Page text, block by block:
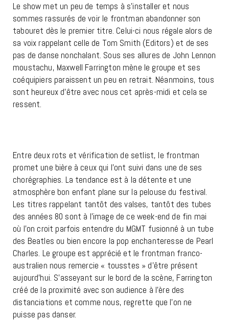
Le show met un peu de temps à s’installer et nous
sommes rassurés de voir le frontman abandonner son
tabouret dès le premier titre. Celui-ci nous régale alors de
sa voix rappelant celle de Tom Smith (Editors) et de ses
pas de danse nonchalant. Sous ses allures de John Lennon
moustachu, Maxwell Farrington mène le groupe et ses
coéquipiers paraissent un peu en retrait. Néanmoins, tous
sont heureux d’être avec nous cet après-midi et cela se
ressent.
Entre deux rots et vérification de setlist, le frontman
promet une bière à ceux qui l’ont suivi dans une de ses
chorégraphies. La tendance est à la détente et une
atmosphère bon enfant plane sur la pelouse du festival.
Les titres rappelant tantôt des valses, tantôt des tubes
des années 80 sont à l’image de ce week-end de fin mai
où l’on croit parfois entendre du MGMT fusionné à un tube
des Beatles ou bien encore la pop enchanteresse de Pearl
Charles. Le groupe est apprécié et le frontman franco-
australien nous remercie « tousstes » d’être présent
aujourd’hui. S’asseyant sur le bord de la scène, Farrington
créé de la proximité avec son audience à l’ère des
distanciations et comme nous, regrette que l’on ne
puisse pas danser.